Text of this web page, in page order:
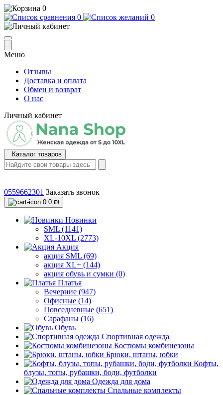
0
0
0
Меню
Отзывы
Доставка и оплата
Обмен и возврат
О нас
Личный кабинет
Каталог товаров
0559662301 Заказать звонок
0 0 ₪
Новинки
SML (1141)
XL-10XL (2773)
Акция
акция SML (69)
акция XL+ (144)
акция обувь и сумки (0)
Платья
Вечерние (947)
Офисные (14)
Повседневные (651)
Сарафаны (16)
Обувь
Спортивная одежда
Костюмы комбинезоны
Брюки, штаны, юбки
Кофты,
блузы, топы, рубашки, боди, футболки
Одежда для дома
Спальные комплекты